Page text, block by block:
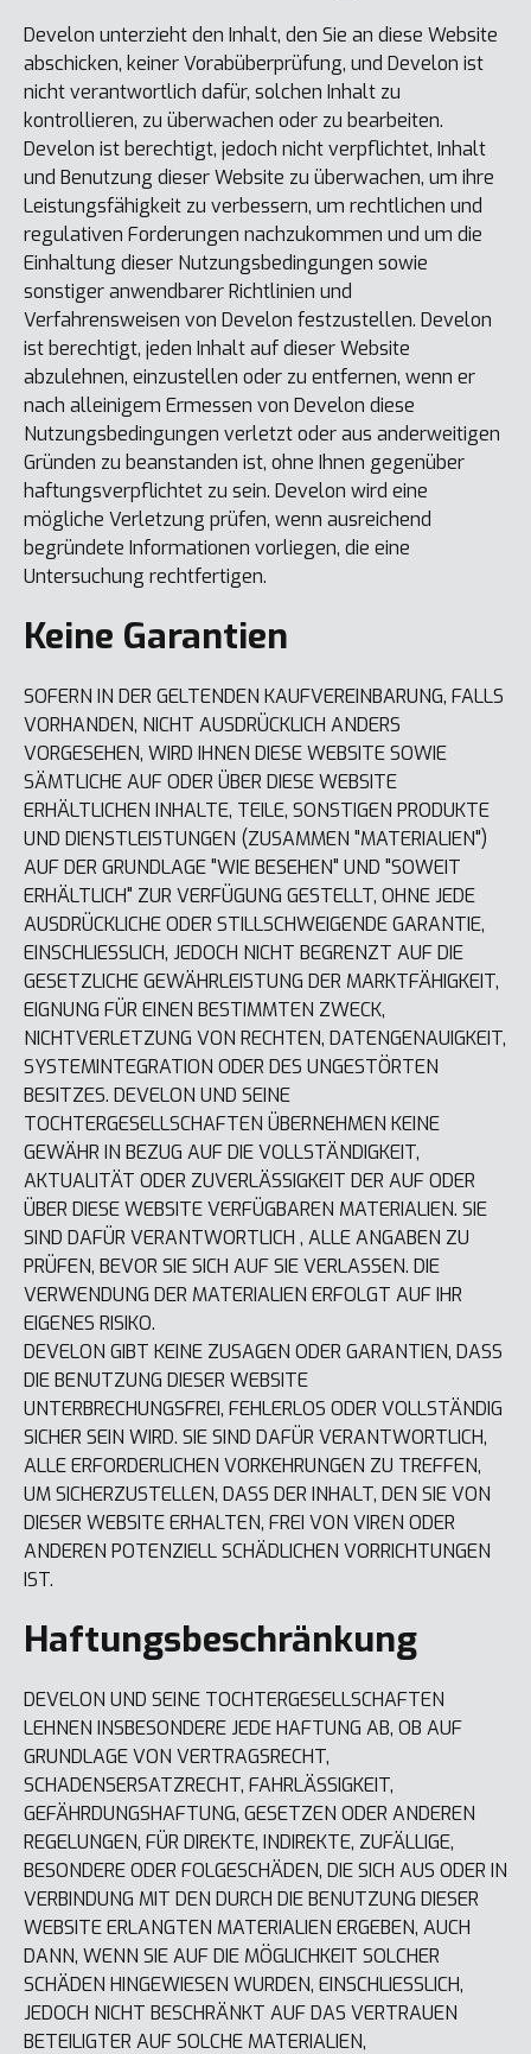
Develon unterzieht den Inhalt, den Sie an diese Website
abschicken, keiner Vorabüberprüfung, und Develon ist
nicht verantwortlich dafür, solchen Inhalt zu
kontrollieren, zu überwachen oder zu bearbeiten.
Develon ist berechtigt, jedoch nicht verpflichtet, Inhalt
und Benutzung dieser Website zu überwachen, um ihre
Leistungsfähigkeit zu verbessern, um rechtlichen und
regulativen Forderungen nachzukommen und um die
Einhaltung dieser Nutzungsbedingungen sowie
sonstiger anwendbarer Richtlinien und
Verfahrensweisen von Develon festzustellen. Develon
ist berechtigt, jeden Inhalt auf dieser Website
abzulehnen, einzustellen oder zu entfernen, wenn er
nach alleinigem Ermessen von Develon diese
Nutzungsbedingungen verletzt oder aus anderweitigen
Gründen zu beanstanden ist, ohne Ihnen gegenüber
haftungsverpflichtet zu sein. Develon wird eine
mögliche Verletzung prüfen, wenn ausreichend
begründete Informationen vorliegen, die eine
Untersuchung rechtfertigen.
Keine Garantien
SOFERN IN DER GELTENDEN KAUFVEREINBARUNG, FALLS
VORHANDEN, NICHT AUSDRÜCKLICH ANDERS
VORGESEHEN, WIRD IHNEN DIESE WEBSITE SOWIE
SÄMTLICHE AUF ODER ÜBER DIESE WEBSITE
ERHÄLTLICHEN INHALTE, TEILE, SONSTIGEN PRODUKTE
UND DIENSTLEISTUNGEN (ZUSAMMEN "MATERIALIEN")
AUF DER GRUNDLAGE "WIE BESEHEN" UND "SOWEIT
ERHÄLTLICH" ZUR VERFÜGUNG GESTELLT, OHNE JEDE
AUSDRÜCKLICHE ODER STILLSCHWEIGENDE GARANTIE,
EINSCHLIESSLICH, JEDOCH NICHT BEGRENZT AUF DIE
GESETZLICHE GEWÄHRLEISTUNG DER MARKTFÄHIGKEIT,
EIGNUNG FÜR EINEN BESTIMMTEN ZWECK,
NICHTVERLETZUNG VON RECHTEN, DATENGENAUIGKEIT,
SYSTEMINTEGRATION ODER DES UNGESTÖRTEN
BESITZES. DEVELON UND SEINE
TOCHTERGESELLSCHAFTEN ÜBERNEHMEN KEINE
GEWÄHR IN BEZUG AUF DIE VOLLSTÄNDIGKEIT,
AKTUALITÄT ODER ZUVERLÄSSIGKEIT DER AUF ODER
ÜBER DIESE WEBSITE VERFÜGBAREN MATERIALIEN. SIE
SIND DAFÜR VERANTWORTLICH , ALLE ANGABEN ZU
PRÜFEN, BEVOR SIE SICH AUF SIE VERLASSEN. DIE
VERWENDUNG DER MATERIALIEN ERFOLGT AUF IHR
EIGENES RISIKO.
DEVELON GIBT KEINE ZUSAGEN ODER GARANTIEN, DASS
DIE BENUTZUNG DIESER WEBSITE
UNTERBRECHUNGSFREI, FEHLERLOS ODER VOLLSTÄNDIG
SICHER SEIN WIRD. SIE SIND DAFÜR VERANTWORTLICH,
ALLE ERFORDERLICHEN VORKEHRUNGEN ZU TREFFEN,
UM SICHERZUSTELLEN, DASS DER INHALT, DEN SIE VON
DIESER WEBSITE ERHALTEN, FREI VON VIREN ODER
ANDEREN POTENZIELL SCHÄDLICHEN VORRICHTUNGEN
IST.
Haftungsbeschränkung
DEVELON UND SEINE TOCHTERGESELLSCHAFTEN
LEHNEN INSBESONDERE JEDE HAFTUNG AB, OB AUF
GRUNDLAGE VON VERTRAGSRECHT,
SCHADENSERSATZRECHT, FAHRLÄSSIGKEIT,
GEFÄHRDUNGSHAFTUNG, GESETZEN ODER ANDEREN
REGELUNGEN, FÜR DIREKTE, INDIREKTE, ZUFÄLLIGE,
BESONDERE ODER FOLGESCHÄDEN, DIE SICH AUS ODER IN
VERBINDUNG MIT DEN DURCH DIE BENUTZUNG DIESER
WEBSITE ERLANGTEN MATERIALIEN ERGEBEN, AUCH
DANN, WENN SIE AUF DIE MÖGLICHKEIT SOLCHER
SCHÄDEN HINGEWIESEN WURDEN, EINSCHLIESSLICH,
JEDOCH NICHT BESCHRÄNKT AUF DAS VERTRAUEN
BETEILIGTER AUF SOLCHE MATERIALIEN,